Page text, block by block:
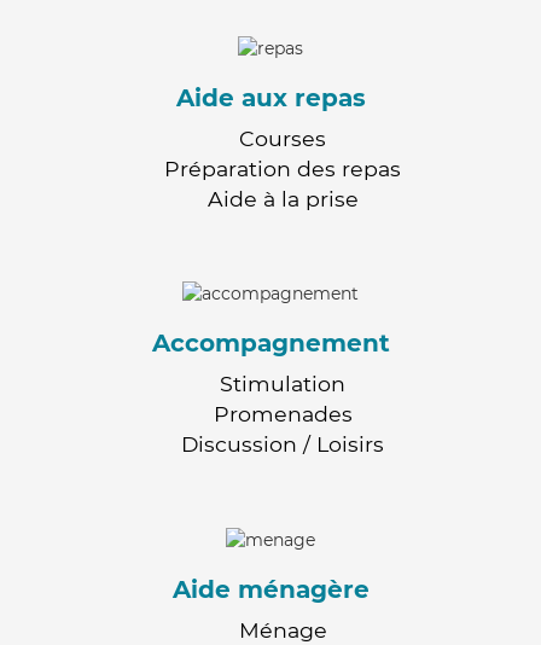
Aide aux repas
Courses
Préparation des repas
Aide à la prise
Accompagnement
Stimulation
Promenades
Discussion / Loisirs
Aide ménagère
Ménage